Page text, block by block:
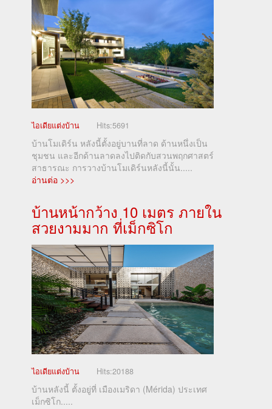
ไอเดียแต่งบ้าน Hits:5691
บ้านโมเดิร์น หลังนี้ตั้งอยู่บานที่ลาด ด้านหนึ่งเป็น
ชุมชน และอีกด้านลาดลงไปติดกับสวนพฤกศาสตร์
สาธารณะ การวางบ้านโมเดิร์นหลังนี้นั้น.....
อ่านต่อ >>>
บ้านหน้ากว้าง 10 เมตร ภายใน
สวยงามมาก ที่เม็กซิโก
ไอเดียแต่งบ้าน Hits:20188
บ้านหลังนี้ ตั้งอยู่ที่ เมืองเมริดา (Mérida) ประเทศ
เม็กซิโก.....